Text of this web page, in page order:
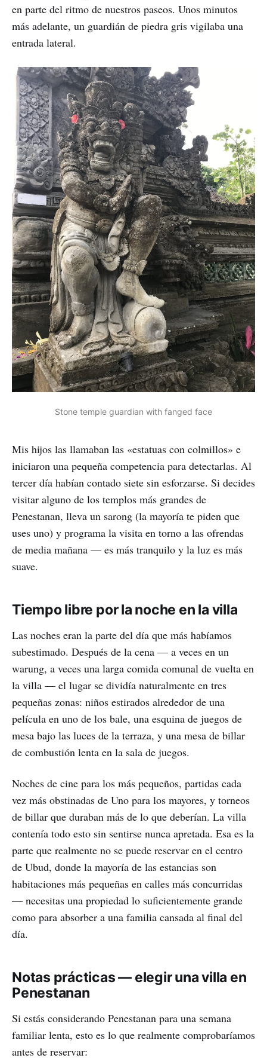
en parte del ritmo de nuestros paseos. Unos minutos
más adelante, un guardián de piedra gris vigilaba una
entrada lateral.
Stone temple guardian with fanged face
Mis hijos las llamaban las «estatuas con colmillos» e
iniciaron una pequeña competencia para detectarlas. Al
tercer día habían contado siete sin esforzarse. Si decides
visitar alguno de los templos más grandes de
Penestanan, lleva un sarong (la mayoría te piden que
uses uno) y programa la visita en torno a las ofrendas
de media mañana — es más tranquilo y la luz es más
suave.
Tiempo libre por la noche en la villa
Las noches eran la parte del día que más habíamos
subestimado. Después de la cena — a veces en un
warung, a veces una larga comida comunal de vuelta en
la villa — el lugar se dividía naturalmente en tres
pequeñas zonas: niños estirados alrededor de una
película en uno de los bale, una esquina de juegos de
mesa bajo las luces de la terraza, y una mesa de billar
de combustión lenta en la sala de juegos.
Noches de cine para los más pequeños, partidas cada
vez más obstinadas de Uno para los mayores, y torneos
de billar que duraban más de lo que deberían. La villa
contenía todo esto sin sentirse nunca apretada. Esa es la
parte que realmente no se puede reservar en el centro
de Ubud, donde la mayoría de las estancias son
habitaciones más pequeñas en calles más concurridas
— necesitas una propiedad lo suficientemente grande
como para absorber a una familia cansada al final del
día.
Notas prácticas — elegir una villa en
Penestanan
Si estás considerando Penestanan para una semana
familiar lenta, esto es lo que realmente comprobaríamos
antes de reservar: